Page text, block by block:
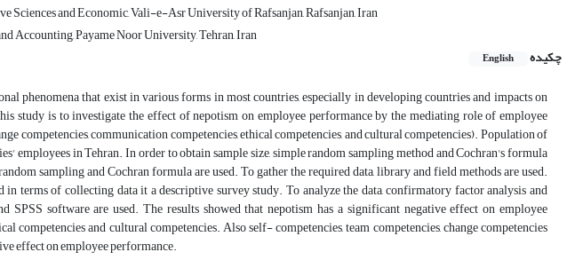
Sciences and Economic, Vali-e-Asr University of Rafsanjan, Rafsanjan, Iran
Accounting, Payame Noor University, Tehran, Iran
چکیده
English
phenomena that exist in various forms in most countries, especially in developing countries and impacts on
study is to investigate the effect of nepotism on employee performance by the mediating role of employee
competencies, communication competencies, ethical competencies, and cultural competencies). Population of
employees in Tehran. In order to obtain sample size, simple random sampling method and Cochran's formula
sampling and Cochran formula are used. To gather the required data, library and field methods are used.
terms of collecting data it a descriptive survey study. To analyze the data, confirmatory factor analysis and
software are used. The results showed that nepotism has a significant negative effect on employee
competencies and cultural competencies. Also self- competencies, team competencies, change competencies
effect on employee performance.